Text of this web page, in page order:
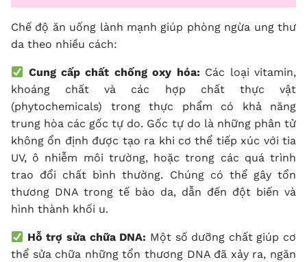
Chế độ ăn uống lành mạnh giúp phòng ngừa ung thư
da theo nhiều cách:
Cung cấp chất chống oxy hóa: Các loại vitamin,
khoáng chất và các hợp chất thực vật
(phytochemicals) trong thực phẩm có khả năng
trung hòa các gốc tự do. Gốc tự do là những phân tử
không ổn định được tạo ra khi cơ thể tiếp xúc với tia
UV, ô nhiễm môi trường, hoặc trong các quá trình
trao đổi chất bình thường. Chúng có thể gây tổn
thương DNA trong tế bào da, dẫn đến đột biến và
hình thành khối u.
Hỗ trợ sửa chữa DNA: Một số dưỡng chất giúp cơ
thể sửa chữa những tổn thương DNA đã xảy ra, ngăn